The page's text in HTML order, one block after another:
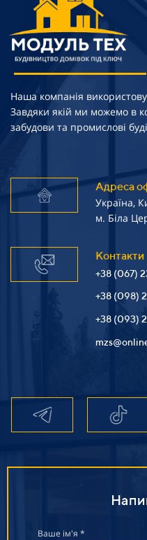
Наша компанія
Завдяки якій ми можемо в
забудови та промислові
Адреса
Україна,
м. Біла
Контакти
+38 (067)
+38 (098)
+38 (093)
Ваше ім'я *